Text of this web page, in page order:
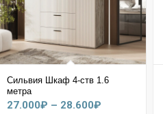
Сильвия Шкаф 4-ств 1.6
метра
27.000₽ – 28.600₽